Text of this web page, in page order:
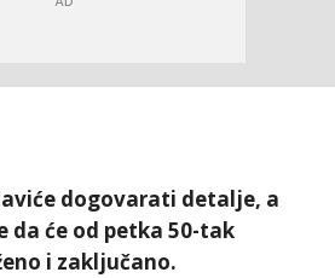
dogovarati detalje, a
da će od petka 50-tak
i zaključano.